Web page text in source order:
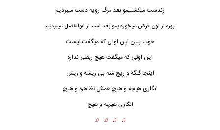
زندست میکشتیمو بعد مرگ رویه دست میبردیم
بهره از اون قرض میخوردیمو بعد اسم از ابوالفضل میبردیم
خوب ببین این اونی که میگفت نیست
این اونی که میگفت هیچ ربطی نداره
اینجا گنگه و ریچ مثه بی ریشه و ریش
انگاری هیچه و هیچ همش تظاهره و هیچ
انگاری هیچه و هیچ
♫ ♫ ♫ ♫